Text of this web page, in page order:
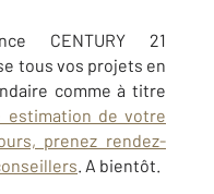
CENTURY 21
tous vos projets en
comme à titre
estimation de votre
prenez rendez-
. A bientôt.